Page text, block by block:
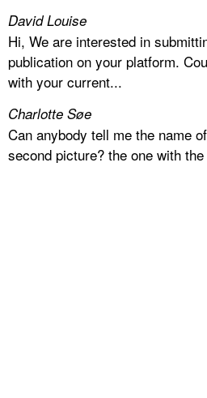
David Louise
Hi, We are interested in
publication on your platform.
with your current...
Charlotte Søe
Can anybody tell me the name
second picture? the one with